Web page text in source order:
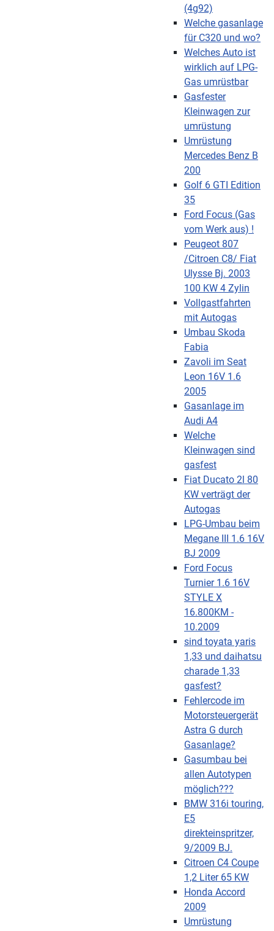
(4g92)
Welche gasanlage
für C320 und wo?
Welches Auto ist
wirklich auf LPG-
Gas umrüstbar
Gasfester
Kleinwagen zur
umrüstung
Umrüstung
Mercedes Benz B
200
Golf 6 GTI Edition
35
Ford Focus (Gas
vom Werk aus) !
Peugeot 807
/Citroen C8/ Fiat
Ulysse Bj. 2003
100 KW 4 Zylin
Vollgastfahrten
mit Autogas
Umbau Skoda
Fabia
Zavoli im Seat
Leon 16V 1.6
2005
Gasanlage im
Audi A4
Welche
Kleinwagen sind
gasfest
Fiat Ducato 2l 80
KW verträgt der
Autogas
LPG-Umbau beim
Megane III 1.6 16V
BJ 2009
Ford Focus
Turnier 1.6 16V
STYLE X
16.800KM -
10.2009
sind toyata yaris
1,33 und daihatsu
charade 1,33
gasfest?
Fehlercode im
Motorsteuergerät
Astra G durch
Gasanlage?
Gasumbau bei
allen Autotypen
möglich???
BMW 316i touring,
E5
direkteinspritzer,
9/2009 BJ.
Citroen C4 Coupe
1,2 Liter 65 KW
Honda Accord
2009
Umrüstung